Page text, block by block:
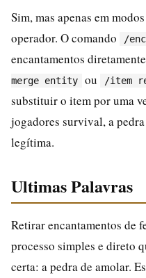
Sim, mas apenas em
operador. O comando
/
encantamentos
merge entity
ou /item
substituir o item por uma
jogadores survival, a
legítima.
Ultimas Palavras
Retirar encantamentos de
processo simples e direto
certa: a pedra de amolar.